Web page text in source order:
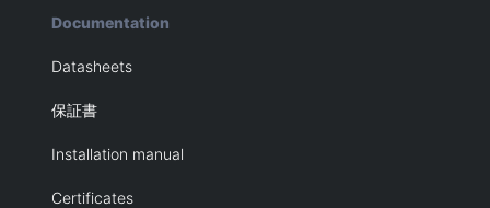
Documentation
Datasheets
保証書
Installation manual
Certificates